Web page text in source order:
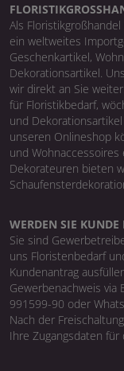
Als
ein weltweites
Geschenkartikel,
Dekorationsartikel.
wir direkt an Sie
für Floristikbedarf,
und
unseren Onlineshop
und
Dekorateuren bieten
WERDEN SIE KUNDE
Sie sind
uns Floristenbedarf
Kundenantrag
Gewerbenachweis via
991599-90 oder
Nach der
Ihre Zugangsdaten für